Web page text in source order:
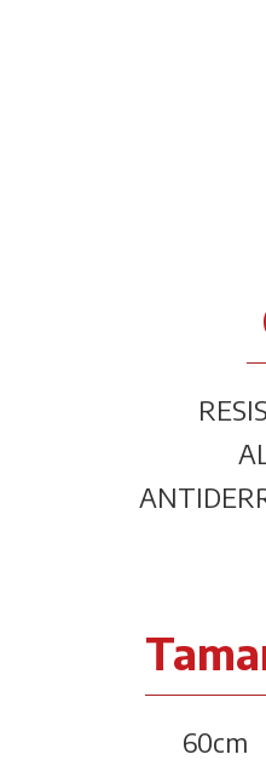
60cm